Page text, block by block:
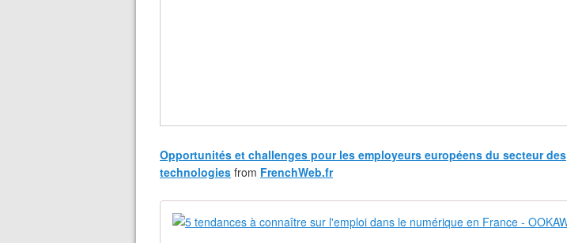
Opportunités et challenges pour les employeurs européens du secteur des
technologies from FrenchWeb.fr